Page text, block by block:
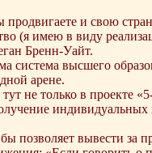
и свою
(я имею в виду
Бренн-Уайт.
высшего
арене.
не только в проекте
индивидуальных
позволяет вывести за